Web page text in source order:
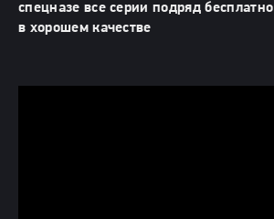
спецназе все серии подряд бесплатно
в хорошем качестве